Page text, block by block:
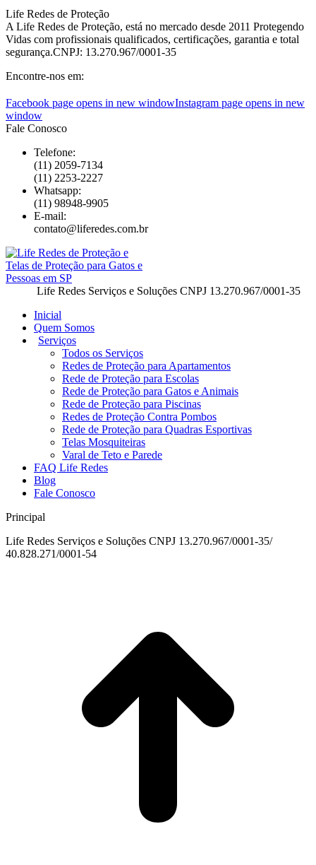
Life Redes de Proteção
A Life Redes de Proteção, está no mercado desde 2011 Protegendo
Vidas com profissionais qualificados, certificações, garantia e total
segurança.CNPJ: 13.270.967/0001-35
Encontre-nos em:
Facebook page opens in new windowInstagram page opens in new
window
Fale Conosco
Telefone:
(11) 2059-7134
(11) 2253-2227
Whatsapp:
(11) 98948-9905
E-mail:
contato@liferedes.com.br
Life Redes Serviços e Soluções CNPJ 13.270.967/0001-35
Inicial
Quem Somos
Serviços
Todos os Serviços
Redes de Proteção para Apartamentos
Rede de Proteção para Escolas
Rede de Proteção para Gatos e Animais
Rede de Proteção para Piscinas
Redes de Proteção Contra Pombos
Rede de Proteção para Quadras Esportivas
Telas Mosquiteiras
Varal de Teto e Parede
FAQ Life Redes
Blog
Fale Conosco
Principal
Life Redes Serviços e Soluções CNPJ 13.270.967/0001-35/
40.828.271/0001-54